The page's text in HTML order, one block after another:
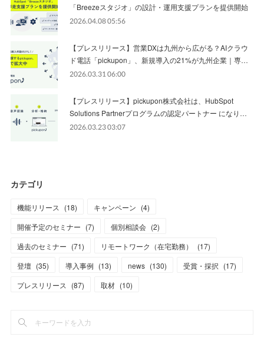
「Breezeスタジオ」の設計・運用支援プランを提供開始
2026.04.08 05:56
【プレスリリース】営業DXは九州から広がる？AIクラウ
ド電話「pickupon」、新規導入の21%が九州企業｜専…
2026.03.31 06:00
【プレスリリース】pickupon株式会社は、HubSpot
Solutions Partnerプログラムの認定パートナー になり…
2026.03.23 03:07
カテゴリ
機能リリース (18) キャンペーン (4)
開催予定のセミナー (7) 個別相談会 (2)
過去のセミナー (71) リモートワーク（在宅勤務） (17)
登壇 (35) 導入事例 (13) news (130) 受賞・採択 (17)
プレスリリース
(87) 取材 (10)